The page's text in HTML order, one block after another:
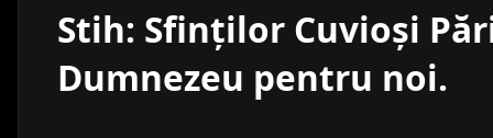
Stih: Sfinţilor Cuvioşi
Dumnezeu pentru noi.